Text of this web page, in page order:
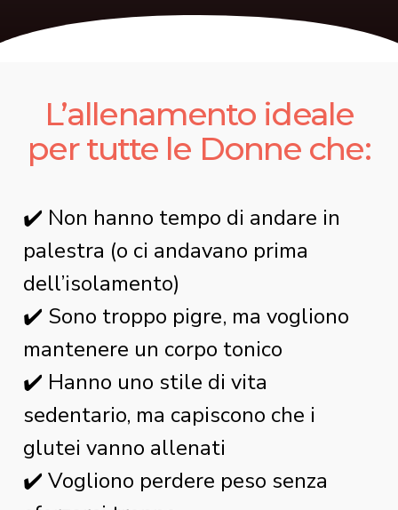
L’allenamento ideale
per tutte le Donne che:
✔️ Non hanno tempo di andare in
palestra (o ci andavano prima
dell’isolamento)
✔️ Sono troppo pigre, ma vogliono
mantenere un corpo tonico
✔️ Hanno uno stile di vita
sedentario, ma capiscono che i
glutei vanno allenati
✔️ Vogliono perdere peso senza